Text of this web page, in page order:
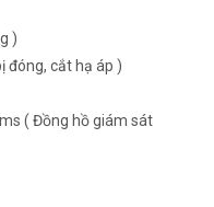
)
đóng, cắt hạ áp )
( Đồng hồ giám sát